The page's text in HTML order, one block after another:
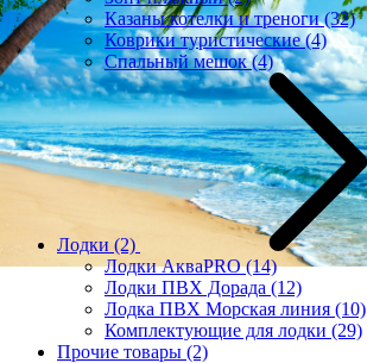
Казаны котелки и треноги(32)
Коврики туристические(4)
Спальный мешок(4)
Лодки (2)
Лодки АкваPRO(14)
Лодки ПВХ Дорада (12)
Лодка ПВХ Морская линия (10)
Комплектующие для лодки (29)
Прочие товары (2)